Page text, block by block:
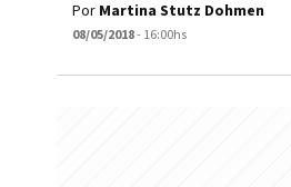
Por Martina Stutz Dohmen
08/05/2018- 16:00hs